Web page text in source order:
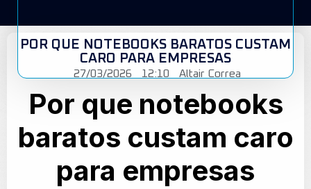
POR QUE NOTEBOOKS BARATOS CUSTAM
CARO PARA EMPRESAS
27/03/2026 12:10 Altair Correa
Por que notebooks
baratos custam caro
para empresas